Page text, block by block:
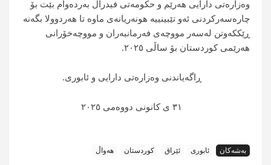
وەزارەتی دارایی هەرێم و حکومەتی فیدراڵ بەردەوام بێت بۆ
چارەسەرکردنی ئەو تێبینییە هونەریانەی ماوە تا هەردوولا بگەنە
ڕێكکەوتن لەسەر مووچەی فەرمانبەران و مووچەخۆرانی
هەرێمی کوردستان بۆ ساڵی ٢٠٢٥.
ڕاگەیاندنی وەزارەتی دارایی و ئابوری.
٢٠٢٥
بەشەکان ئابوری ئێراق کوردستان هەواڵ